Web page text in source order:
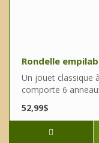
Rondelle
Un jouet classique
comporte 6
52,99$